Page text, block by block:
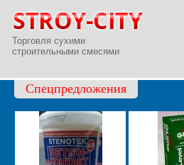
Торговля сухими
строительными смесями
Спецпредложения